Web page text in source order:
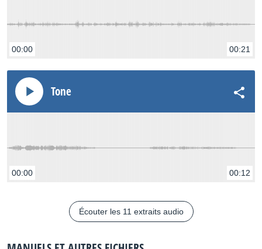
00:00 00:21
Tone
00:00 00:12
Écouter les 11 extraits audio